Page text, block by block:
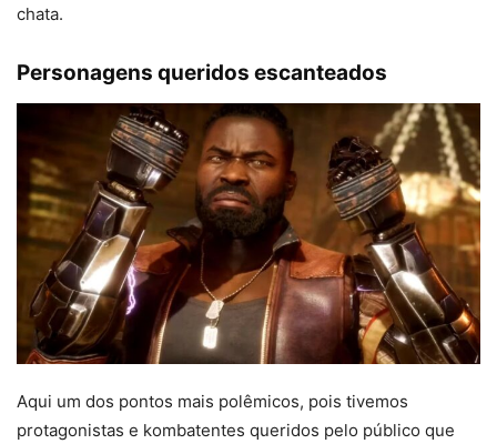
chata.
Personagens queridos escanteados
Aqui um dos pontos mais polêmicos, pois tivemos
protagonistas e kombatentes queridos pelo público que